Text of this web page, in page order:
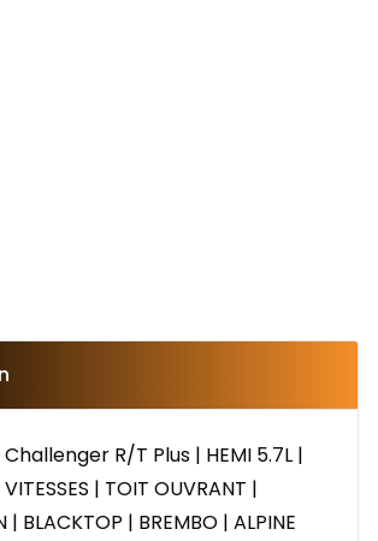
R/T Plus | HEMI 5.7L |
VITESSES | TOIT OUVRANT |
| BLACKTOP | BREMBO | ALPINE